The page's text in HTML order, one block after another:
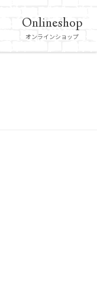
Onlineshop
オンラインショップ